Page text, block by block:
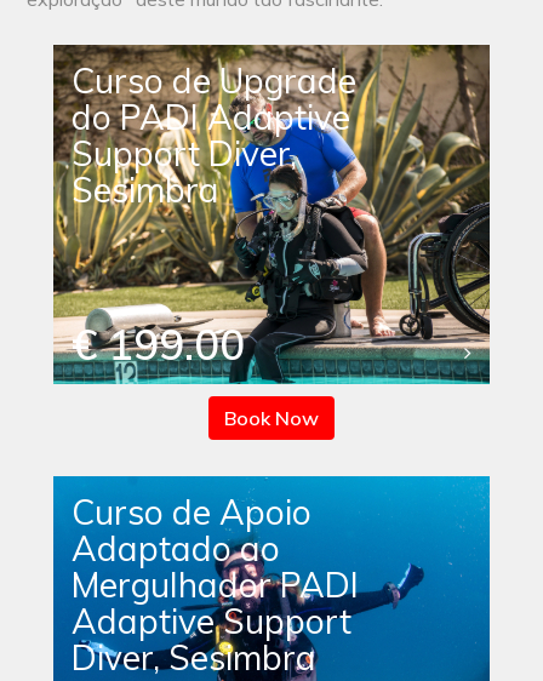
Curso de Upgrade
do PADI Adaptive
Support Diver,
Sesimbra
€ 199.00
Book Now
Curso de Apoio
Adaptado ao
Mergulhador PADI
Adaptive Support
Diver, Sesimbra